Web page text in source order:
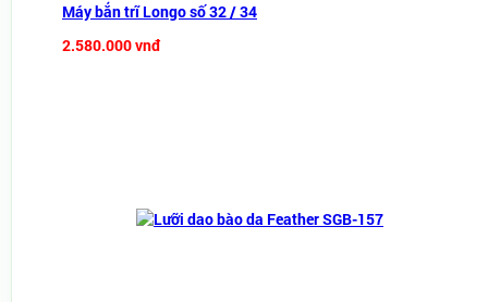
Máy bắn trĩ Longo số 32 / 34
2.580.000 vnđ